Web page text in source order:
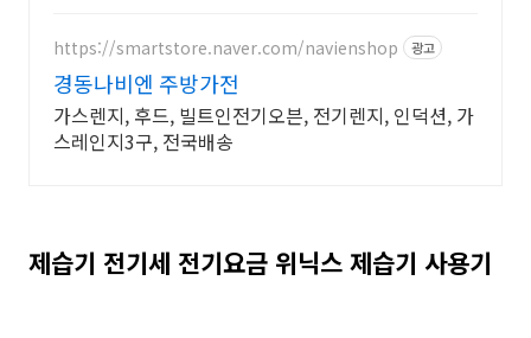
https://smartstore.naver.com/navienshop 광고
경동나비엔 주방가전
가스렌지, 후드, 빌트인전기오븐, 전기렌지, 인덕션, 가
스레인지3구, 전국배송
제습기 전기세 전기요금 위닉스 제습기 사용기